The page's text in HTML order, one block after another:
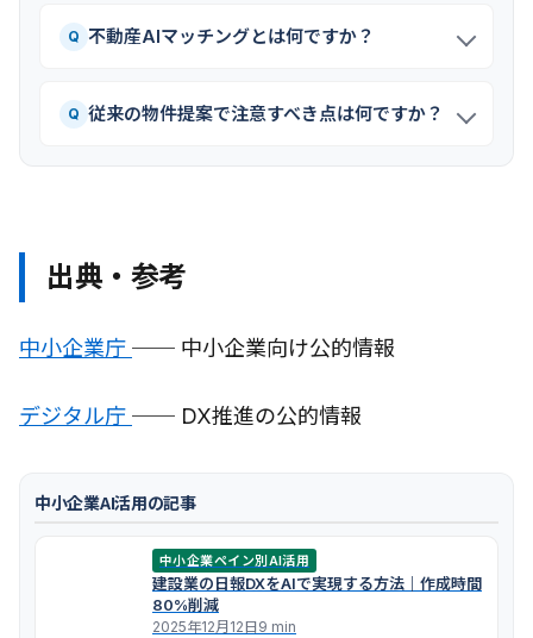
Q 不動産AIマッチングとは何ですか？
Q 従来の物件提案で注意すべき点は何ですか？
出典・参考
中小企業庁 ── 中小企業向け公的情報
デジタル庁 ── DX推進の公的情報
中小企業AI活用の記事
中小企業ペイン別AI活用
建設業の日報DXをAIで実現する方法｜作成時間
80%削減
2025年12月12日9 min